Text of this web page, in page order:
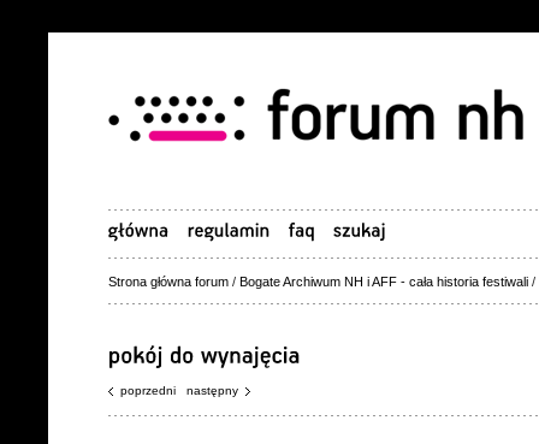
Strona główna forum / Bogate Archiwum NH i AFF - cała historia festiwali /
poprzedni następny